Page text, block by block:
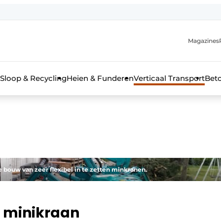
de aanmelding
voor de aanmelding FR
& bouwmachines
Magazines
Sloop & RecyclingHeien & FunderenVerticaal Transport
van zeer flexibel in te zetten minkranen.
minikraan